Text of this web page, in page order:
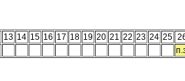
13 14 15 16 17 18 19 20 21 22 23 24 25